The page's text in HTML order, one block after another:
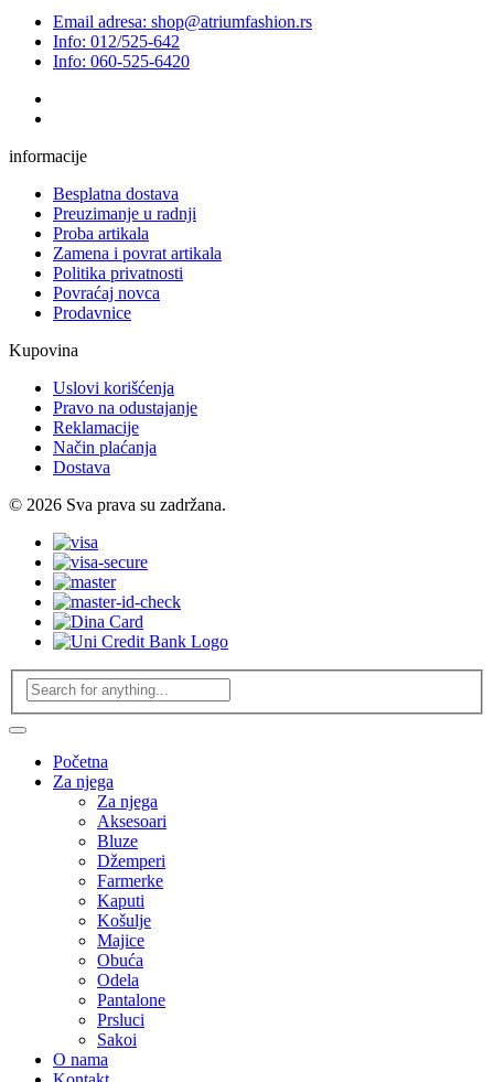
Email adresa: shop@atriumfashion.rs
Info: 012/525-642
Info: 060-525-6420
informacije
Besplatna dostava
Preuzimanje u radnji
Proba artikala
Zamena i povrat artikala
Politika privatnosti
Povraćaj novca
Prodavnice
Kupovina
Uslovi korišćenja
Pravo na odustajanje
Reklamacije
Način plaćanja
Dostava
© 2026 Sva prava su zadržana.
Početna
Za njega
Za njega
Aksesoari
Bluze
Džemperi
Farmerke
Kaputi
Košulje
Majice
Obuća
Odela
Pantalone
Prsluci
Sakoi
O nama